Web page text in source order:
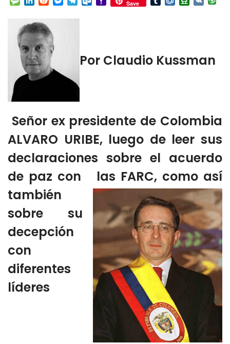
Save
Por Claudio Kussman
Señor ex presidente de Colombia
ALVARO URIBE, luego de leer sus
declaraciones sobre el acuerdo
de paz con las FARC, como así
también
sobre su
decepción
con
diferentes
líderes